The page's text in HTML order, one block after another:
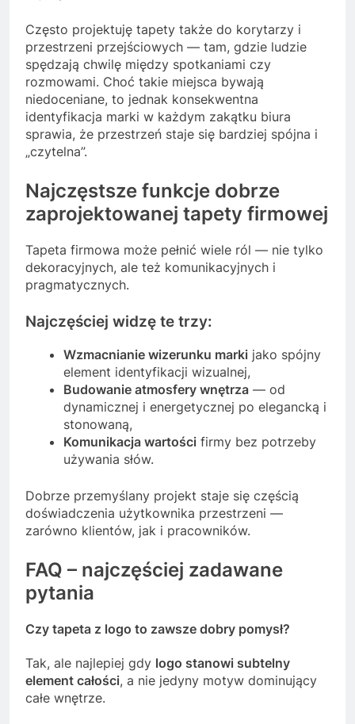
Często projektuję tapety także do korytarzy i
przestrzeni przejściowych — tam, gdzie ludzie
spędzają chwilę między spotkaniami czy
rozmowami. Choć takie miejsca bywają
niedoceniane, to jednak konsekwentna
identyfikacja marki w każdym zakątku biura
sprawia, że przestrzeń staje się bardziej spójna i
„czytelna”.
Najczęstsze funkcje dobrze
zaprojektowanej tapety firmowej
Tapeta firmowa może pełnić wiele ról — nie tylko
dekoracyjnych, ale też komunikacyjnych i
pragmatycznych.
Najczęściej widzę te trzy:
Wzmacnianie wizerunku marki jako spójny
element identyfikacji wizualnej,
Budowanie atmosfery wnętrza — od
dynamicznej i energetycznej po elegancką i
stonowaną,
Komunikacja wartości firmy bez potrzeby
używania słów.
Dobrze przemyślany projekt staje się częścią
doświadczenia użytkownika przestrzeni —
zarówno klientów, jak i pracowników.
FAQ – najczęściej zadawane
pytania
Czy tapeta z logo to zawsze dobry pomysł?
Tak, ale najlepiej gdy logo stanowi subtelny
element całości, a nie jedyny motyw dominujący
całe wnętrze.